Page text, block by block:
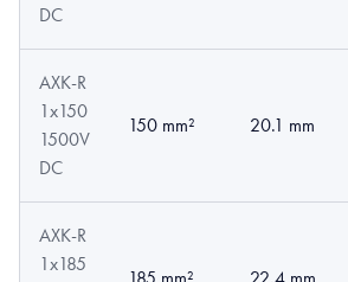
DC
AXK-R
1x150
1500V
DC
150 mm² 20.1 mm
AXK-R
1x185